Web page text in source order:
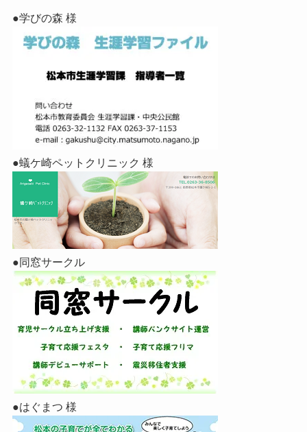
●学びの森 様
●蟻ケ崎ペットクリニック 様
●同窓サークル
●はぐまつ 様